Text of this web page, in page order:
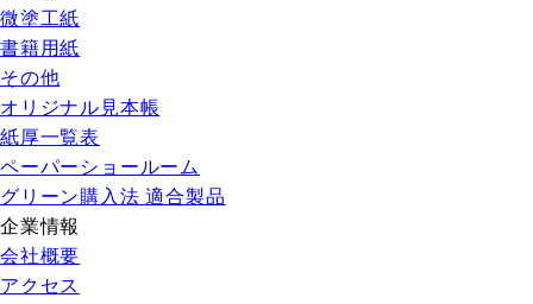
微塗工紙
書籍用紙
その他
オリジナル見本帳
紙厚一覧表
ペーパーショールーム
グリーン購入法 適合製品
企業情報
会社概要
アクセス